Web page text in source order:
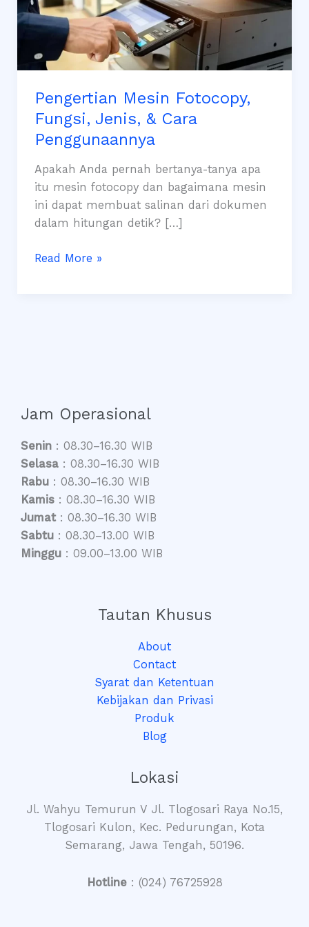
Pengertian Mesin Fotocopy,
Fungsi, Jenis, & Cara
Penggunaannya
Apakah Anda pernah bertanya-tanya apa
itu mesin fotocopy dan bagaimana mesin
ini dapat membuat salinan dari dokumen
dalam hitungan detik? […]
Pengertian
Read More »
Jam Operasional
Senin : 08.30–16.30 WIB
Selasa : 08.30–16.30 WIB
Rabu : 08.30–16.30 WIB
Kamis : 08.30–16.30 WIB
Jumat: 08.30–16.30 WIB
Sabtu : 08.30–13.00 WIB
Minggu : 09.00–13.00 WIB
Tautan Khusus
About
Contact
Syarat dan Ketentuan
Kebijakan dan Privasi
Produk
Blog
Lokasi
Jl. Wahyu Temurun V Jl. Tlogosari Raya No.15,
Tlogosari Kulon, Kec. Pedurungan, Kota
Semarang, Jawa Tengah, 50196.
Hotline: (024) 76725928